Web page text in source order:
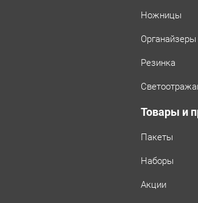
Ножницы
Органайзеры
Резинка
Товары и
Пакеты
Наборы
Акции